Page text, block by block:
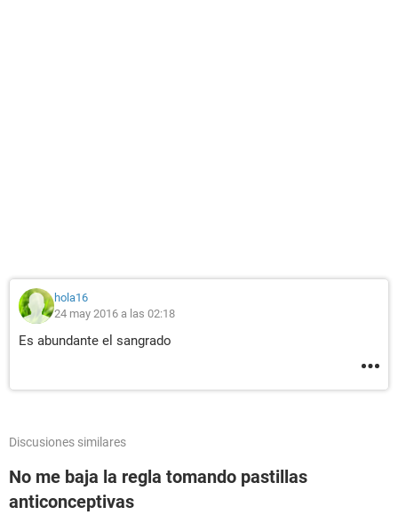
hola16
24 may 2016 a las 02:18
Es abundante el sangrado
Discusiones similares
No me baja la regla tomando pastillas
anticonceptivas